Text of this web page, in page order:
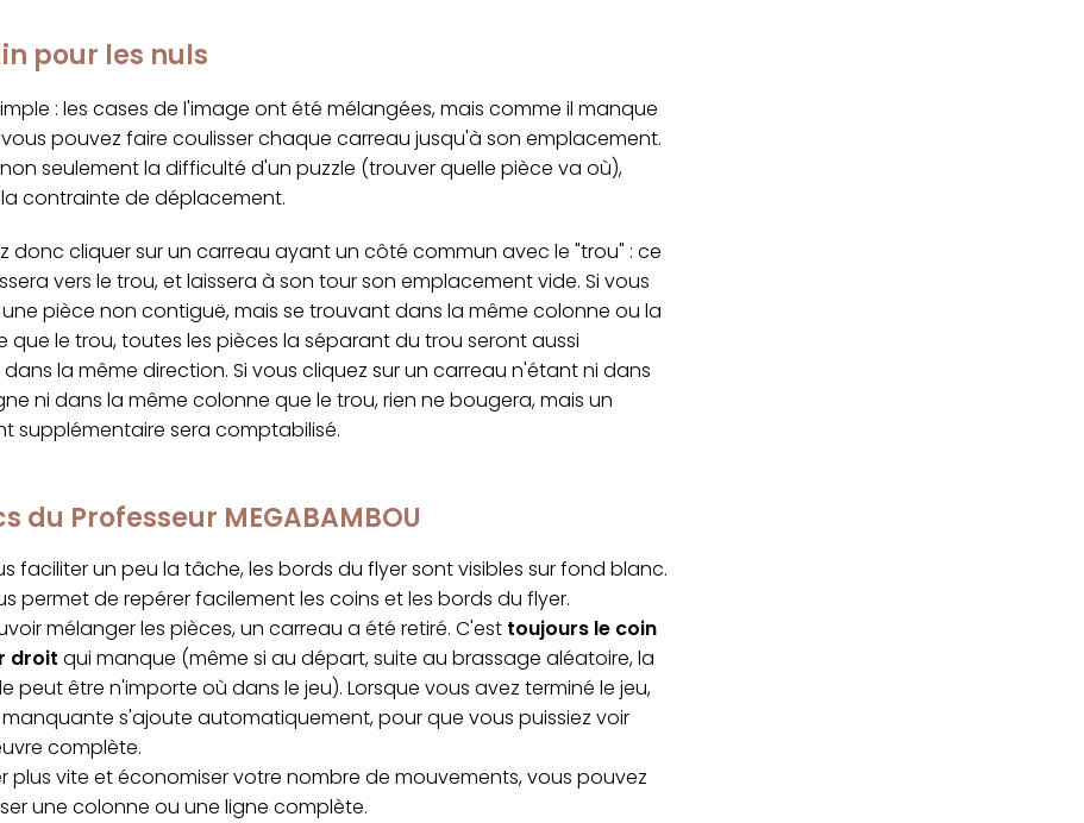
pour les nuls
: les cases de l'image ont été mélangées, mais comme il manque
pouvez faire coulisser chaque carreau jusqu'à son emplacement.
seulement la difficulté d'un puzzle (trouver quelle pièce va où),
contrainte de déplacement.
donc cliquer sur un carreau ayant un côté commun avec le "trou" : ce
vers le trou, et laissera à son tour son emplacement vide. Si vous
une pièce non contiguë, mais se trouvant dans la même colonne ou la
que le trou, toutes les pièces la séparant du trou seront aussi
la même direction. Si vous cliquez sur un carreau n'étant ni dans
ni dans la même colonne que le trou, rien ne bougera, mais un
supplémentaire sera comptabilisé.
du Professeur MEGABAMBOU
faciliter un peu la tâche, les bords du flyer sont visibles sur fond blanc.
permet de repérer facilement les coins et les bords du flyer.
mélanger les pièces, un carreau a été retiré. C'est toujours le coin
droit qui manque (même si au départ, suite au brassage aléatoire, la
peut être n'importe où dans le jeu). Lorsque vous avez terminé le jeu,
s'ajoute automatiquement, pour que vous puissiez voir
complète.
plus vite et économiser votre nombre de mouvements, vous pouvez
une colonne ou une ligne complète.